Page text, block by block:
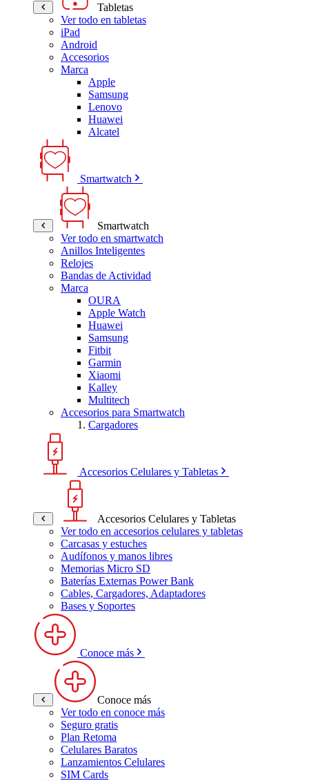
Tabletas
Ver todo en tabletas
iPad
Android
Accesorios
Marca
Apple
Samsung
Lenovo
Huawei
Alcatel
Smartwatch
Smartwatch
Ver todo en smartwatch
Anillos Inteligentes
Relojes
Bandas de Actividad
Marca
OURA
Apple Watch
Huawei
Samsung
Fitbit
Garmin
Xiaomi
Kalley
Multitech
Accesorios para Smartwatch
Cargadores
Accesorios Celulares y Tabletas
Accesorios Celulares y Tabletas
Ver todo en accesorios celulares y tabletas
Carcasas y estuches
Audífonos y manos libres
Memorias Micro SD
Baterías Externas Power Bank
Cables, Cargadores, Adaptadores
Bases y Soportes
Conoce más
Conoce más
Ver todo en conoce más
Seguro gratis
Plan Retoma
Celulares Baratos
Lanzamientos Celulares
SIM Cards